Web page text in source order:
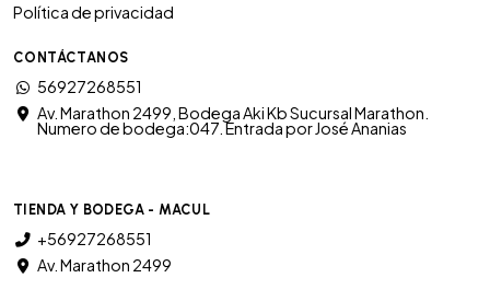
Política de privacidad
CONTÁCTANOS
56927268551
Av. Marathon 2499, Bodega Aki Kb Sucursal Marathon.
Numero de bodega:047. Entrada por José Ananias
TIENDA Y BODEGA - MACUL
+56927268551
Av. Marathon 2499